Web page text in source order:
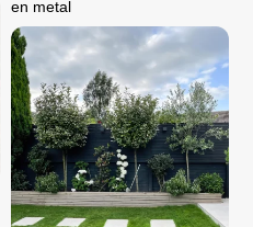
en metal